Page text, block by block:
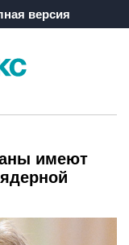
версия
имеют